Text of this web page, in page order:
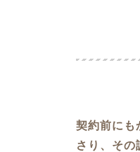
契約前にも
さり、そ